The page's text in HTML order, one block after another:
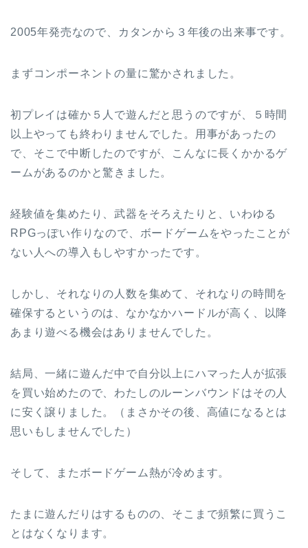
2005年発売なので、カタンから３年後の出来事です。
まずコンポーネントの量に驚かされました。
初プレイは確か５人で遊んだと思うのですが、５時間
以上やっても終わりませんでした。用事があったの
で、そこで中断したのですが、こんなに長くかかるゲ
ームがあるのかと驚きました。
経験値を集めたり、武器をそろえたりと、いわゆる
RPGっぽい作りなので、ボードゲームをやったことが
ない人への導入もしやすかったです。
しかし、それなりの人数を集めて、それなりの時間を
確保するというのは、なかなかハードルが高く、以降
あまり遊べる機会はありませんでした。
結局、一緒に遊んだ中で自分以上にハマった人が拡張
を買い始めたので、わたしのルーンバウンドはその人
に安く譲りました。（まさかその後、高値になるとは
思いもしませんでした）
そして、またボードゲーム熱が冷めます。
たまに遊んだりはするものの、そこまで頻繁に買うこ
とはなくなります。